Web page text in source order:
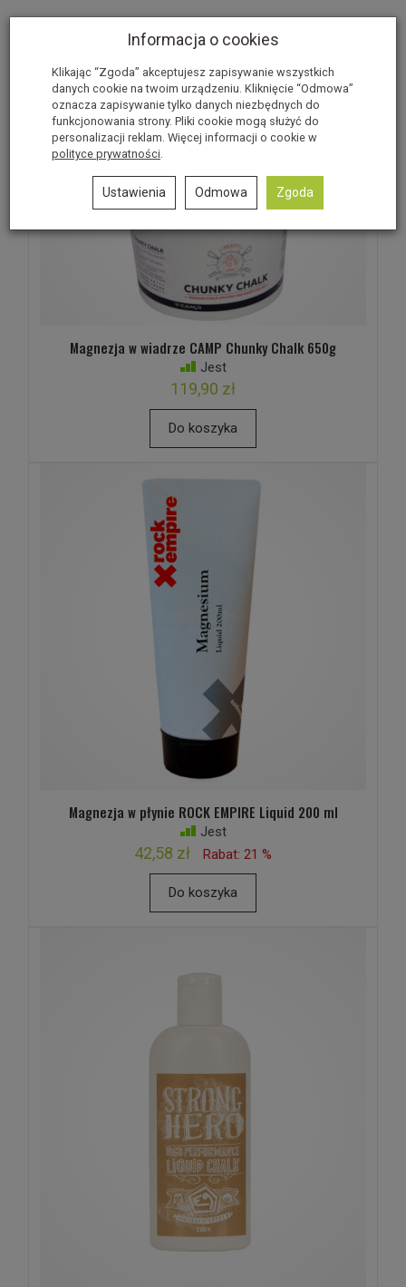
Polecane produkty
Magnezja w wiadrze CAMP Chunky Chalk 650g
Jest
119,90 zł
Do koszyka
Magnezja w płynie ROCK EMPIRE Liquid 200 ml
Jest
42,58 zł Rabat: 21 %
Do koszyka
Informacja o cookies
Klikając “Zgoda” akceptujesz zapisywanie wszystkich
danych cookie na twoim urządzeniu. Kliknięcie “Odmowa”
oznacza zapisywanie tylko danych niezbędnych do
funkcjonowania strony. Pliki cookie mogą służyć do
personalizacji reklam. Więcej informacji o cookie w
polityce prywatności
Ustawienia Odmowa Zgoda